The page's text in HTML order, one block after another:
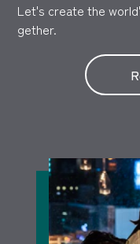
Let's create the
gether.